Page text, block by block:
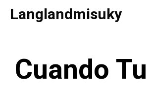
SaltarLanglandmisuky
Cuando